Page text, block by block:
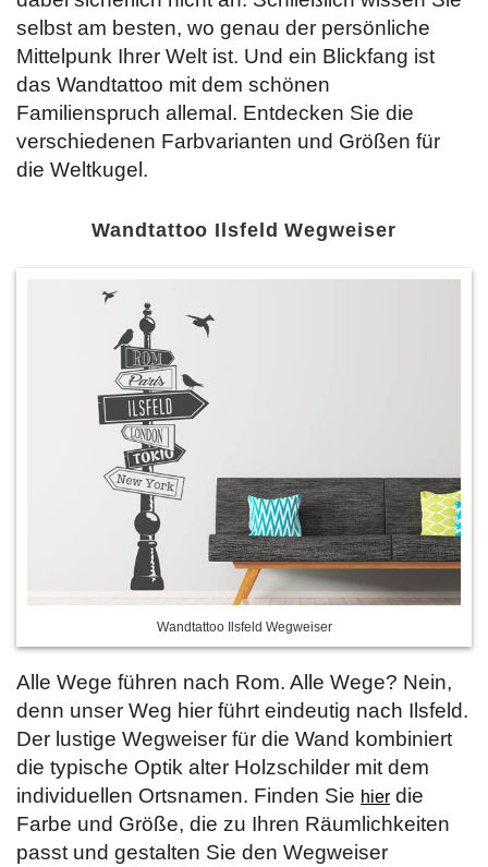
selbst am besten, wo genau der persönliche
Mittelpunk Ihrer Welt ist. Und ein Blickfang ist
das Wandtattoo mit dem schönen
Familienspruch allemal. Entdecken Sie die
verschiedenen Farbvarianten und Größen für
die Weltkugel.
Wandtattoo Ilsfeld Wegweiser
Wandtattoo Ilsfeld Wegweiser
Alle Wege führen nach Rom. Alle Wege? Nein,
denn unser Weg hier führt eindeutig nach Ilsfeld.
Der lustige Wegweiser für die Wand kombiniert
die typische Optik alter Holzschilder mit dem
individuellen Ortsnamen. Finden Sie hier die
Farbe und Größe, die zu Ihren Räumlichkeiten
passt und gestalten Sie den Wegweiser